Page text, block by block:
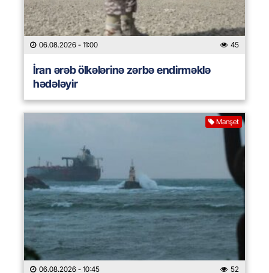
06.08.2026 - 11:00 45
İran ərəb ölkələrinə zərbə endirməklə
hədələyir
Manşet
06.08.2026 - 10:45 52